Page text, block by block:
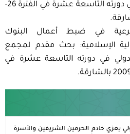
الإسلامي الدولي في دورته التاسعة عشرة في الفترة 26-
في ضبط أعمال البنوك
الإسلامية: بحث مقدم لمجمع
في دورته التاسعة عشرة في
يعزي خادم الحرمين الشريفين والأسرة